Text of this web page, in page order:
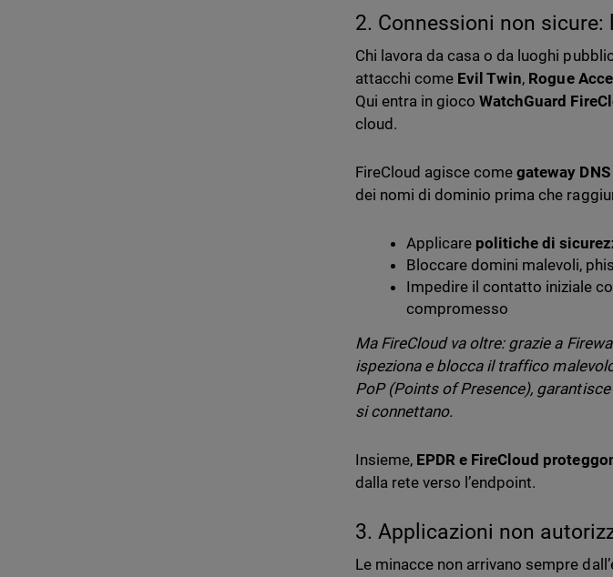
2. Connessioni non sicure:
Chi lavora da casa o da luoghi
attacchi come Evil Twin, Rogue
Qui entra in giocoWatchGuard
cloud.
FireCloud agisce comegateway
dei nomi di dominio prima che
Applicare politiche di
Bloccare domini malevoli,
Impedire il contatto iniziale
compromesso
Ma FireCloud va oltre: grazie a
ispeziona e blocca il traffico
PoP (Points of Presence),
si connettano.
Insieme, EPDR e FireCloud
dalla rete verso l’endpoint.
3. Applicazioni non
Le minacce non arrivano sempre